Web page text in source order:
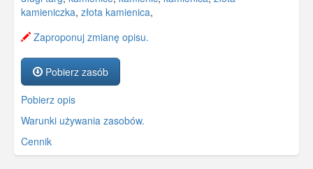
kamieniczka, złota kamienica,
Zaproponuj zmianę opisu.
Pobierz zasób
Pobierz opis
Warunki używania zasobów.
Cennik